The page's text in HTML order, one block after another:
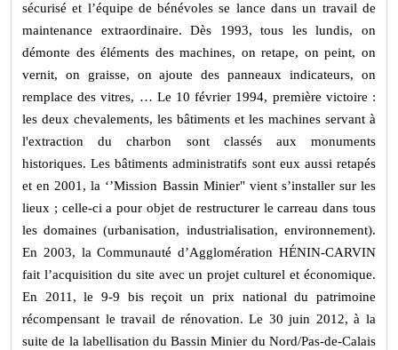
sécurisé et l’équipe de bénévoles se lance dans un travail de
maintenance extraordinaire. Dès 1993, tous les lundis, on
démonte des éléments des machines, on retape, on peint, on
vernit, on graisse, on ajoute des panneaux indicateurs, on
remplace des vitres, … Le 10 février 1994, première victoire :
les deux chevalements, les bâtiments et les machines servant à
l'extraction du charbon sont classés aux monuments
historiques. Les bâtiments administratifs sont eux aussi retapés
et en 2001, la ‘’Mission Bassin Minier" vient s’installer sur les
lieux ; celle-ci a pour objet de restructurer le carreau dans tous
les domaines (urbanisation, industrialisation, environnement).
En 2003, la Communauté d’Agglomération HÉNIN-CARVIN
fait l’acquisition du site avec un projet culturel et économique.
En 2011, le 9-9 bis reçoit un prix national du patrimoine
récompensant le travail de rénovation. Le 30 juin 2012, à la
suite de la labellisation du Bassin Minier du Nord/Pas-de-Calais